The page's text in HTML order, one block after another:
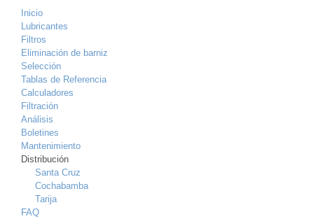
Inicio
Lubricantes
Filtros
Eliminación de barniz
Selección
Tablas de Referencia
Calculadores
Filtración
Análisis
Boletines
Mantenimiento
Distribución
Santa Cruz
Cochabamba
Tarija
FAQ